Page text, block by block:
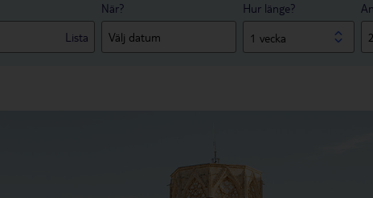
Lista
När? Hur länge?
1 vecka